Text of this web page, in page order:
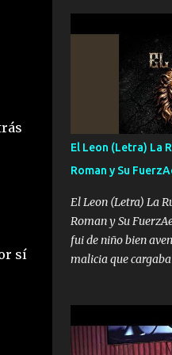
sí
conciertos más que
por el interés P...
inteligente junto
blindado el Estado
al UNO QUE
Que no falten las
mujeres porque es
hay que estar
para atender los
salta algún
gente ahí está el
también Pariente 7
problema no más
NOS HACE FALTA
SIEMPRE VIO POR
SIGA EL LEGADO
HERMANOS un
El Leon (Letra) La
Roman y Su
El Leon (Letra) La
Roman y Su
fui de niño bien
malicia que
Tranquilo me la